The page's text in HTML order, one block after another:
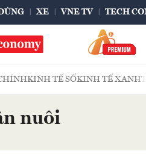
XE VNE TV TECH
KINH TẾ SỐKINH TẾ XANH
nuôi